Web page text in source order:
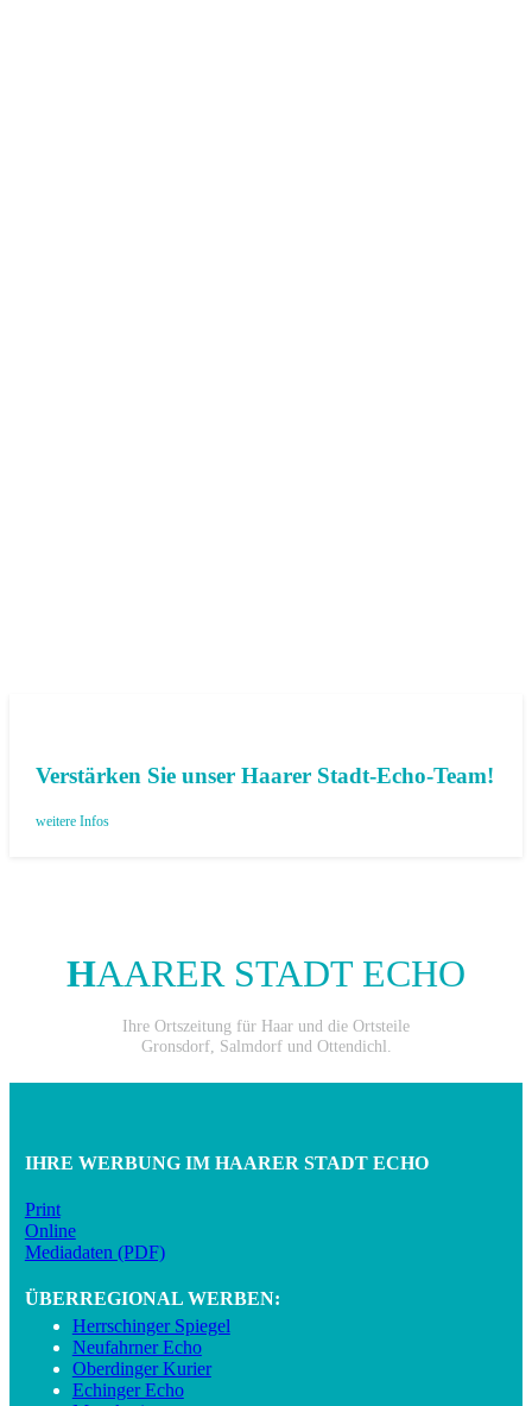
Verstärken Sie unser Haarer Stadt-Echo-Team!
weitere Infos
HAARER STADT ECHO
Ihre Ortszeitung für Haar und die Ortsteile
Gronsdorf, Salmdorf und Ottendichl.
IHRE WERBUNG IM HAARER STADT ECHO
Print
Online
Mediadaten (PDF)
ÜBERREGIONAL WERBEN:
Herrschinger Spiegel
Neufahrner Echo
Oberdinger Kurier
Echinger Echo